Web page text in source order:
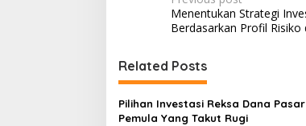
navigation
Menentukan Strategi
Berdasarkan Profil Risiko
Related Posts
Pilihan Investasi Reksa Dana
Pemula Yang Takut Rugi